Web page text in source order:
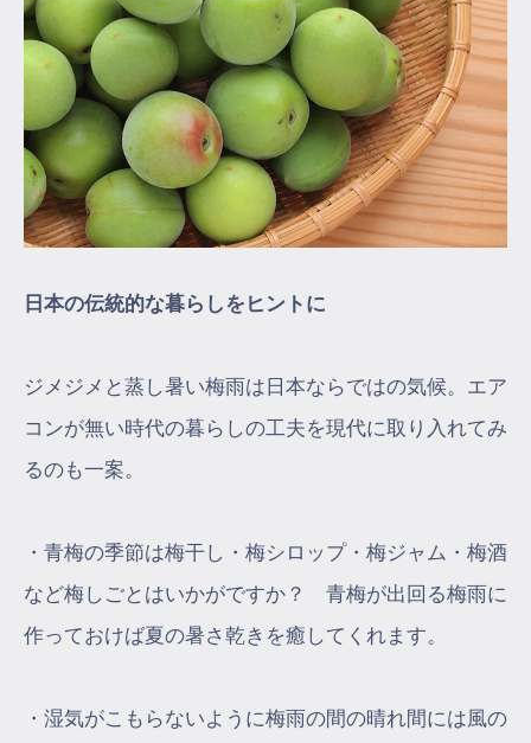
日本の伝統的な暮らしをヒントに
ジメジメと蒸し暑い梅雨は日本ならではの気候。エア
コンが無い時代の暮らしの工夫を現代に取り入れてみ
るのも一案。
・青梅の季節は梅干し・梅シロップ・梅ジャム・梅酒
など梅しごとはいかがですか？ 青梅が出回る梅雨に
作っておけば夏の暑さ乾きを癒してくれます。
・湿気がこもらないように梅雨の間の晴れ間には風の